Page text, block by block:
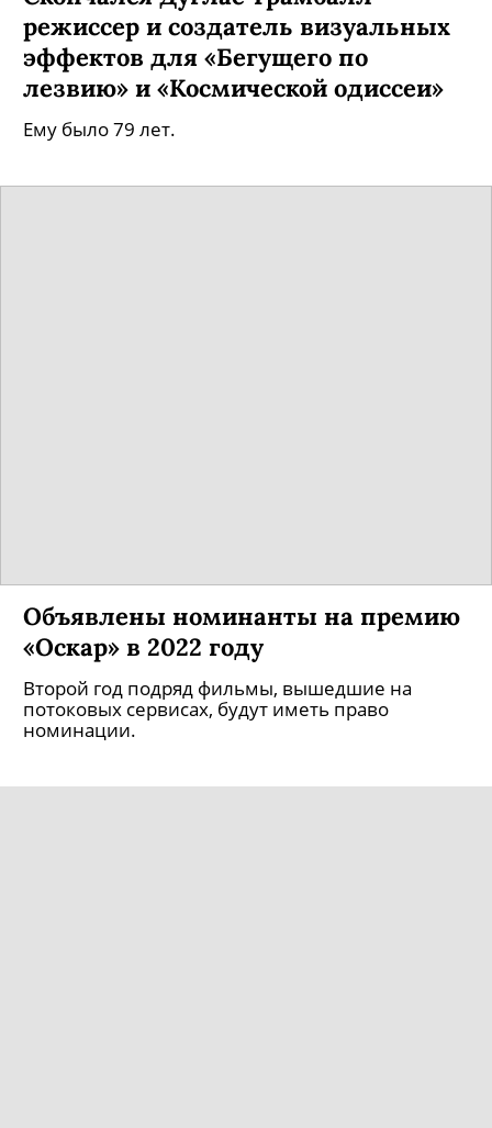
Скончался Дуглас Трамбалл —
режиссер и создатель визуальных
эффектов для «Бегущего по
лезвию» и «Космической одиссеи»
Объявлены номинанты на премию
«Оскар» в 2022 году
Второй год подряд фильмы, вышедшие на
потоковых сервисах, будут иметь право